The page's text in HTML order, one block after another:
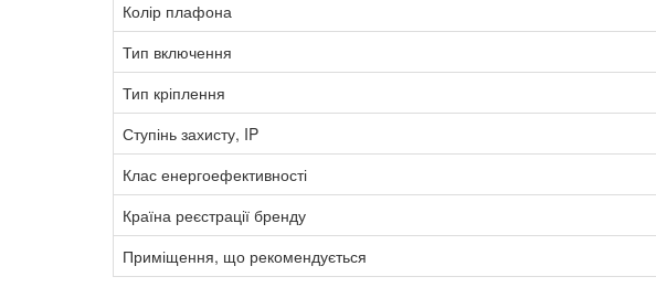
Колір плафона
Тип включення
Тип кріплення
Ступінь захисту, IP
Клас енергоефективності
Країна реєстрації бренду
Приміщення, що рекомендується